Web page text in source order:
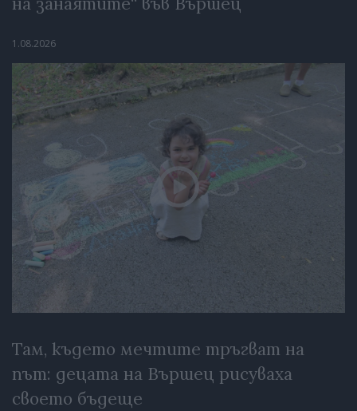
1.08.2026
Там, където мечтите тръгват на
път: децата на Вършец рисуваха
своето бъдеще